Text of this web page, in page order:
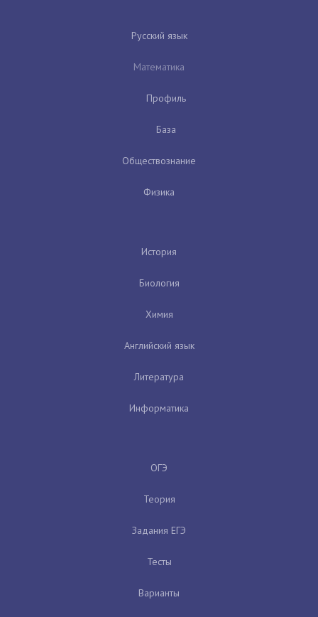
Русский язык
Математика
Профиль
База
Обществознание
Физика
История
Биология
Химия
Английский язык
Литература
Информатика
ОГЭ
Теория
Задания ЕГЭ
Тесты
Варианты